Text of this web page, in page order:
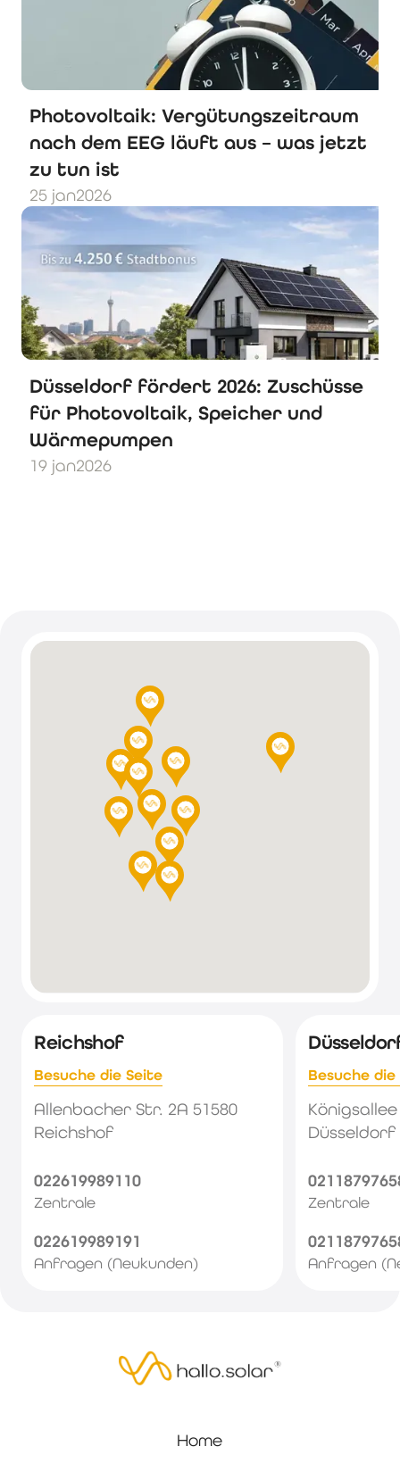
Photovoltaik: Vergütungszeitraum
nach dem EEG läuft aus – was jetzt
zu tun ist
25 jan2026
Düsseldorf fördert 2026: Zuschüsse
für Photovoltaik, Speicher und
Wärmepumpen
19 jan2026
Reichshof
Besuche die Seite
Allenbacher Str. 2A 51580
Reichshof
022619989110
Zentrale
022619989191
Anfragen (Neukunden)
Besuche die
Königsallee
Düsseldorf
Zentrale
Anfragen
Home